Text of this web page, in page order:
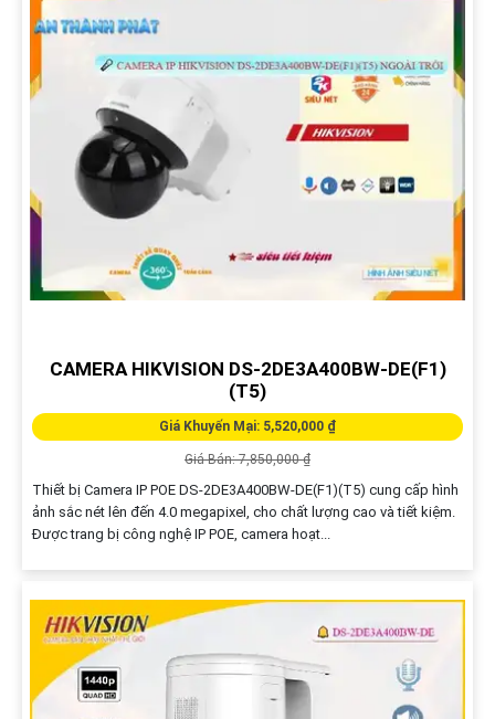
CAMERA HIKVISION DS-2DE3A400BW-DE(F1)
(T5)
Giá Khuyến Mại: 5,520,000 ₫
Giá Bán: 7,850,000 ₫
Thiết bị Camera IP POE DS-2DE3A400BW-DE(F1)(T5) cung cấp hình
ảnh sắc nét lên đến 4.0 megapixel, cho chất lượng cao và tiết kiệm.
Được trang bị công nghệ IP POE, camera hoạt...